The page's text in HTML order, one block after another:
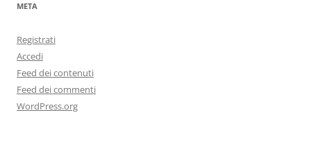
META
Registrati
Accedi
Feed dei contenuti
Feed dei commenti
WordPress.org